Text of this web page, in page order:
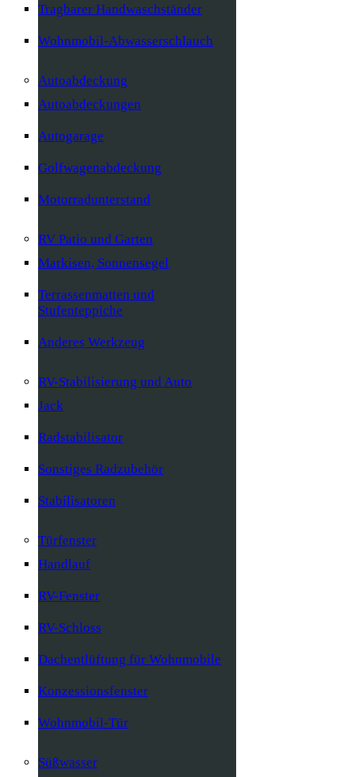
Tragbarer Handwaschständer
Wohnmobil-Abwasserschlauch
Autoabdeckung
Autoabdeckungen
Autogarage
Golfwagenabdeckung
Motorradunterstand
RV Patio und Garten
Markisen, Sonnensegel
Terrassenmatten und
Stufenteppiche
Anderes Werkzeug
RV-Stabilisierung und Auto
Jack
Radstabilisator
Sonstiges Radzubehör
Stabilisatoren
Türfenster
Handlauf
RV-Fenster
RV-Schloss
Dachentlüftung für Wohnmobile
Konzessionsfenster
Wohnmobil-Tür
Süßwasser